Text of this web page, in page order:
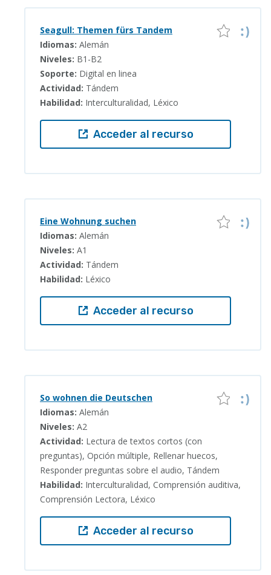
Seagull: Themen fürs Tandem
Idiomas: Alemán
Niveles: B1-B2
Soporte: Digital en linea
Actividad: Tándem
Habilidad: Interculturalidad, Léxico
Acceder al recurso
Eine Wohnung suchen
Idiomas: Alemán
Niveles: A1
Actividad: Tándem
Habilidad: Léxico
Acceder al recurso
So wohnen die Deutschen
Idiomas: Alemán
Niveles: A2
Actividad: Lectura de textos cortos (con
preguntas), Opción múltiple, Rellenar huecos,
Responder preguntas sobre el audio, Tándem
Habilidad: Interculturalidad, Comprensión auditiva,
Comprensión Lectora, Léxico
Acceder al recurso